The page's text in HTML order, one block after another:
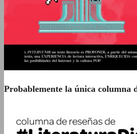
Probablemente la única columna